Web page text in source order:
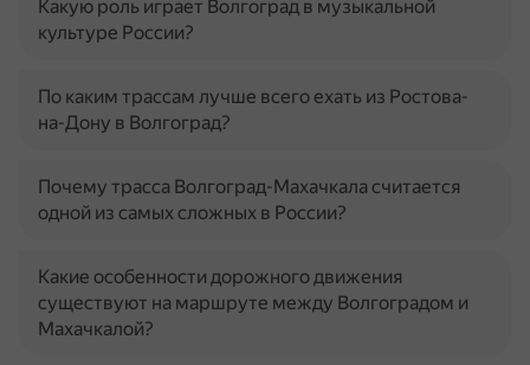
Какую роль играет Волгоград в музыкальной
культуре России?
По каким трассам лучше всего ехать из Ростова-
на-Дону в Волгоград?
Почему трасса Волгоград-Махачкала считается
одной из самых сложных в России?
Какие особенности дорожного движения
существуют на маршруте между Волгоградом и
Махачкалой?